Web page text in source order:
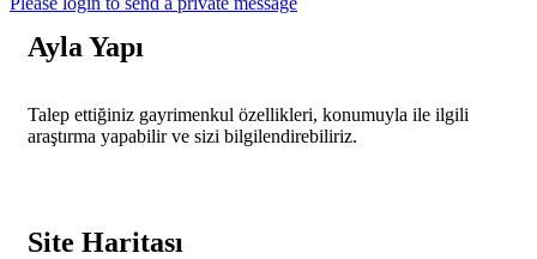
Ayla Yapı
Talep ettiğiniz gayrimenkul özellikleri, konumuyla ile ilgili
araştırma yapabilir ve sizi bilgilendirebiliriz.
Site Haritası